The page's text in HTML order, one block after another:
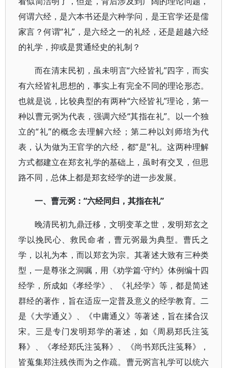
何谓六经，是六本书还是六种学问，是王官学还是儒
家言？何谓“礼”，是六经之一的礼经，还是超越六经
的礼学，抑或是贯通经史的礼制？
而在清末民初，虽未明言“六经皆礼”四字，而实
有六经皆礼思想的，事实上有完全不同的理论形态。
也就是说，比较典型的有两种“六经皆礼”理论，第一
种以曹元弼为代表，强调六经“其指在礼”。以一个独
立的“礼”的概念去理解六经；第二种以刘师培为代
表，认为做为王官学的六经，都“是”礼。这两种理解
方式都建立在郑玄礼学的基础上，虽时有交叉，但思
路不同，总体上都是郑玄经学的进一步发展。
一、曹元弼：“六经同归，其指在礼”
晚清民初九鼎迁移，文明变革之世，发明郑玄之
学以挽民心、救民命者，曹元弼最为典型。曹氏之
学，以礼为本，而以郑玄为宗。其著述大致有三种类
型，一是尊张之洞嘱，用《劝学篇·守约》体例编十四
经学，所成如《孝经学》、《礼经学》等，都是简述
群经的著作，旨在适应一定普及意义的经学教育。二
是《大学通义》、《中庸通义》等著述，旨在揉合汉
宋。三是专门发明郑学的著述，如《周易郑氏注笺
释》、《孝经郑氏注笺释》、《尚书郑氏注笺释》，
皆蒐集郑注残佚而为之作疏。曹元弼言礼学可以统六